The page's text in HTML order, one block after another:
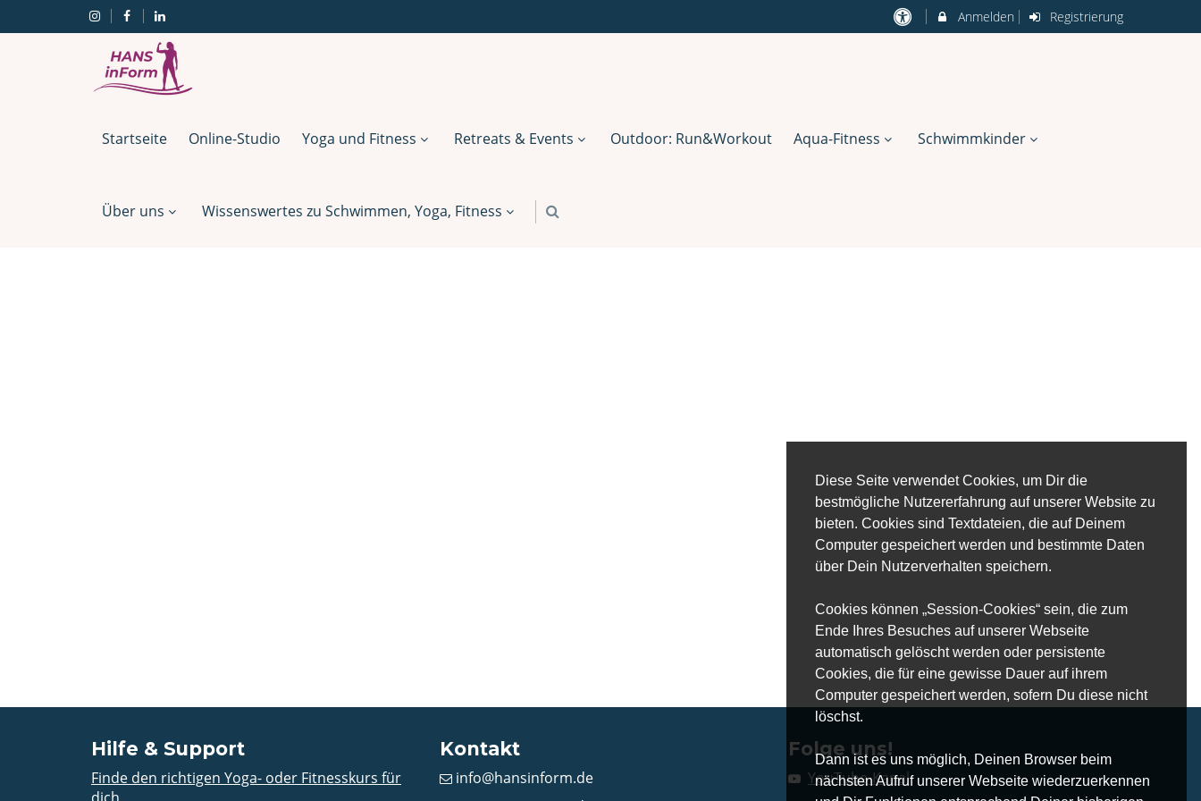
Diese Seite verwendet Cookies, um Dir die
bestmögliche Nutzererfahrung auf unserer Website zu
bieten. Cookies sind Textdateien, die auf Deinem
Computer gespeichert werden und bestimmte Daten
über Dein Nutzerverhalten speichern.
Cookies können „Session-Cookies“ sein, die zum
Ende Ihres Besuches auf unserer Webseite
automatisch gelöscht werden oder persistente
Cookies, die für eine gewisse Dauer auf ihrem
Computer gespeichert werden, sofern Du diese nicht
löschst.
Dann ist es uns möglich, Deinen Browser beim
nächsten Aufruf unserer Webseite wiederzuerkennen
Anmelden Registrierung
Startseite Online-Studio Yoga und Fitness Retreats & Events Outdoor: Run&Workout Aqua-Fitness Schwimmkinder
Über uns Wissenswertes zu Schwimmen, Yoga, Fitness
Hilfe & Support
Finde den richtigen Yoga- oder Fitnesskurs für
Kontakt
info@hansinform.de
Folge uns!
YouTube-Kanal